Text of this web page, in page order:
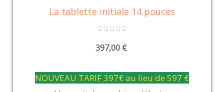
La tablette initiale 14 pouces
397,00 €
NOUVEAU TARIF 397€ au lieu de 597 €